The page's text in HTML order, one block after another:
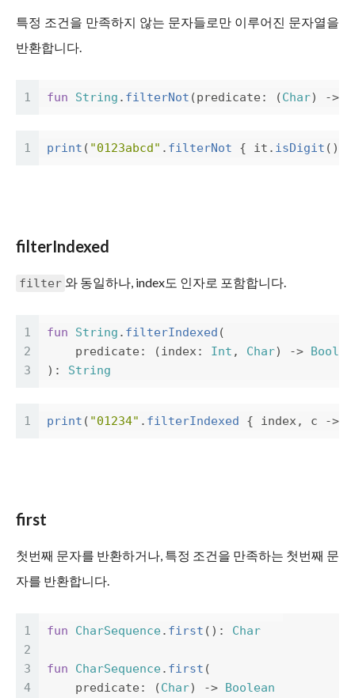
특정 조건을 만족하지 않는 문자들로만 이루어진 문자열을
반환합니다.
1 fun String . filterNot (predicate : (Char) ->
1 print ( "0123abcd" . filterNot { it . isDigit ()
filterIndexed
filter 와 동일하나, index도 인자로 포함합니다.
1
2
3
fun String . filterIndexed (
predicate : (index: Int , Char) ->
):
String
1 print ( "01234" . filterIndexed { index, c ->
first
첫번째 문자를 반환하거나, 특정 조건을 만족하는 첫번째 문
자를 반환합니다.
1
2
3
4
fun CharSequence. first (): Char
fun CharSequence. first (
predicate : (Char) -> Boolean